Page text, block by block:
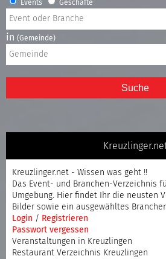
Events Geschäfte
in (Gemeinde)
Suche
Kreuzlinger.net - Wissen was geht !!
Das Event- und Branchen-Verzeichnis
Umgebung. Hier findet Ihr die neusten
Bilder sowie ein ausgewähltes
Login / Registrieren
Passwort vergessen
Veranstaltungen in Kreuzlingen
Restaurant Verzeichnis Kreuzlingen